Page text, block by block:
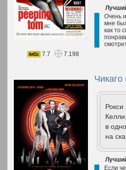
Очень
мне
как то
7.7
7.198
Чикаго
в
на
Если